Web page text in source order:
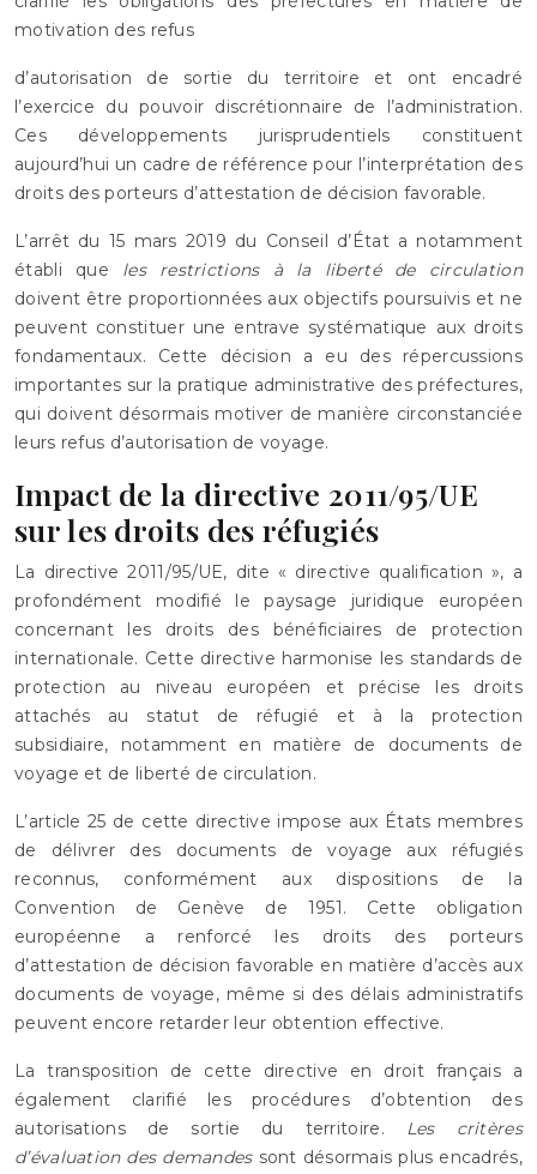
motivation des refus
d’autorisation de sortie du territoire et ont encadré
l’exercice du pouvoir discrétionnaire de l’administration.
Ces développements jurisprudentiels constituent
aujourd’hui un cadre de référence pour l’interprétation des
droits des porteurs d’attestation de décision favorable.
L’arrêt du 15 mars 2019 du Conseil d’État a notamment
établi que les restrictions à la liberté de circulation
doivent être proportionnées aux objectifs poursuivis et ne
peuvent constituer une entrave systématique aux droits
fondamentaux. Cette décision a eu des répercussions
importantes sur la pratique administrative des préfectures,
qui doivent désormais motiver de manière circonstanciée
leurs refus d’autorisation de voyage.
Impact de la directive 2011/95/UE
sur les droits des réfugiés
La directive 2011/95/UE, dite « directive qualification », a
profondément modifié le paysage juridique européen
concernant les droits des bénéficiaires de protection
internationale. Cette directive harmonise les standards de
protection au niveau européen et précise les droits
attachés au statut de réfugié et à la protection
subsidiaire, notamment en matière de documents de
voyage et de liberté de circulation.
L’article 25 de cette directive impose aux États membres
de délivrer des documents de voyage aux réfugiés
reconnus, conformément aux dispositions de la
Convention de Genève de 1951. Cette obligation
européenne a renforcé les droits des porteurs
d’attestation de décision favorable en matière d’accès aux
documents de voyage, même si des délais administratifs
peuvent encore retarder leur obtention effective.
La transposition de cette directive en droit français a
également clarifié les procédures d’obtention des
autorisations de sortie du territoire. Les critères
d’évaluation des demandes sont désormais plus encadrés,